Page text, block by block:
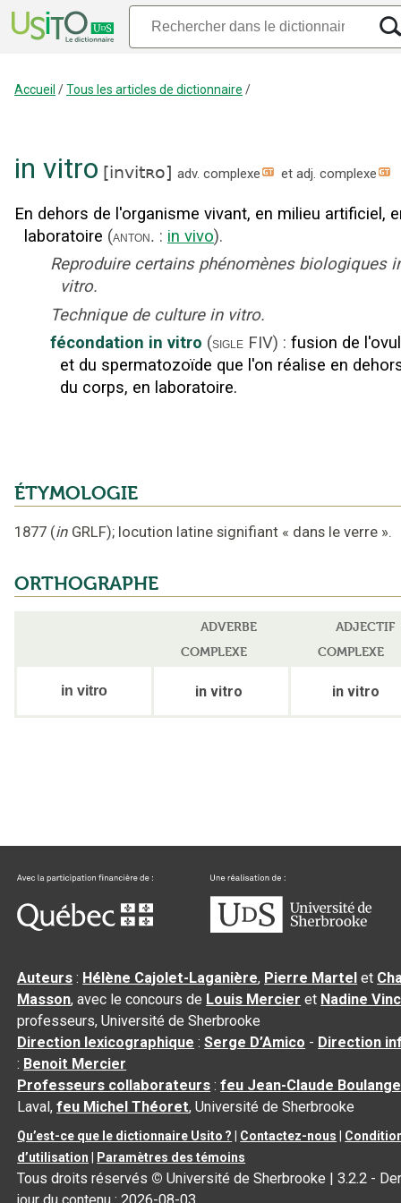
Accueil /Tous les articles de dictionnaire /
in vitro [invitʀo] adv. complexe et adj. complexe
En dehors de l'organisme vivant, en milieu artificiel,
laboratoire (anton. : in vivo).
Reproduire certains phénomènes biologiques
vitro.
Technique de culture in vitro.
fécondation in vitro (sigle FIV) : fusion de
et du spermatozoïde que l'on réalise en
du corps, en laboratoire.
ÉTYMOLOGIE
1877 (in GRLF); locution latine signifiant « dans le verre ».
ORTHOGRAPHE
ADVERBE
COMPLEXE
ADJECTIF
COMPLEXE
in vitro in vitro in vitro
Auteurs : Hélène Cajolet-Laganière, Pierre Martel et
Masson, avec le concours de Louis Mercier et Nadine
professeurs, Université de Sherbrooke
Direction lexicographique :Serge D’Amico - Direction
: Benoit Mercier
Professeurs collaborateurs :feu Jean-Claude
Laval,feu Michel Théoret, Université de Sherbrooke
Qu’est-ce que le dictionnaire Usito ? Contactez-nous
d’utilisation
Paramètres des témoins
Tous droits réservés © Université de Sherbrooke |3.2.2 -